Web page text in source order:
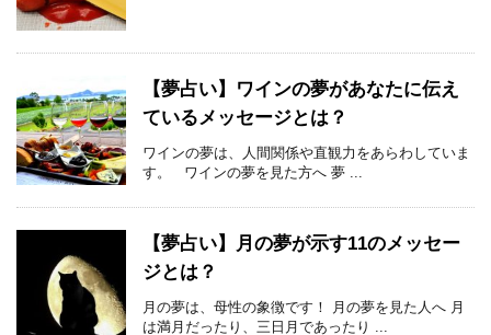
【夢占い】ワインの夢があなたに伝え
ているメッセージとは？
ワインの夢は、人間関係や直観力をあらわしていま
す。 ワインの夢を見た方へ 夢 ...
【夢占い】月の夢が示す11のメッセー
ジとは？
月の夢は、母性の象徴です！ 月の夢を見た人へ 月
は満月だったり、三日月であったり ...